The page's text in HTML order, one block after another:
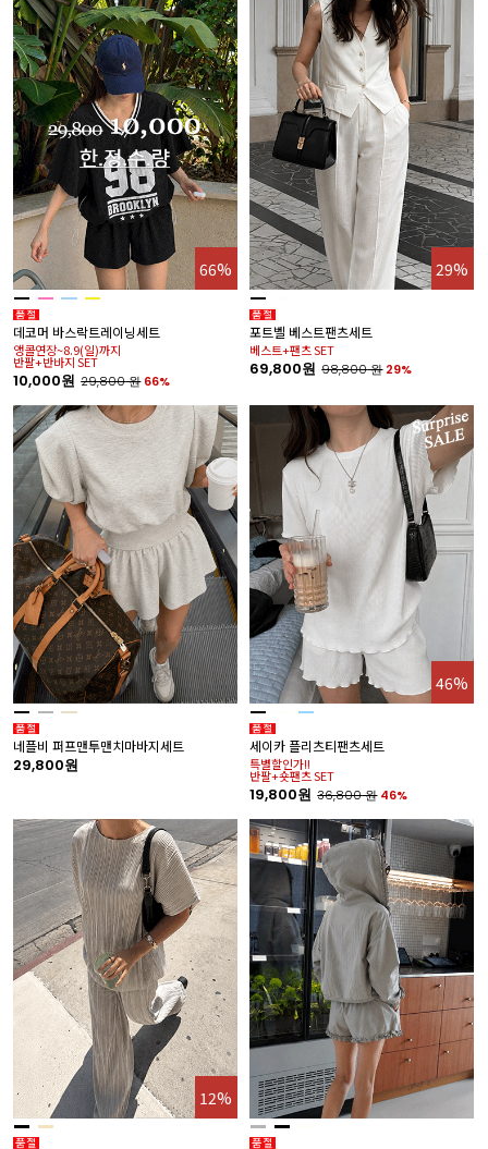
66%
데코머 바스락트레이닝세트
앵콜연장~8.9(일)까지
반팔+반바지 SET
10,000원 29,800원 66%
29%
포트벨 베스트팬츠세트
베스트+팬츠 SET
69,800원 98,800원 29%
네플비 퍼프맨투맨치마바지세트
29,800원
46%
세이카 플리츠티팬츠세트
특별할인가!!
반팔+숏팬츠 SET
19,800원 36,800원 46%
12%